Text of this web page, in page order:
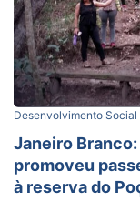
Desenvolvimento Social
Janeiro
promoveu
à reserva do